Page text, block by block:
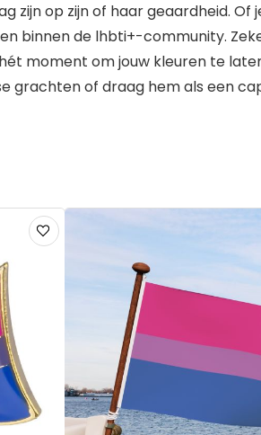
zijn op zijn of haar geaardheid. Of
binnen de lhbti+-community.
moment om jouw kleuren te
grachten of draag hem als een
Voeg
toe